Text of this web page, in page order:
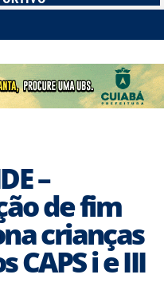
–
de fim
crianças
CAPS i e III